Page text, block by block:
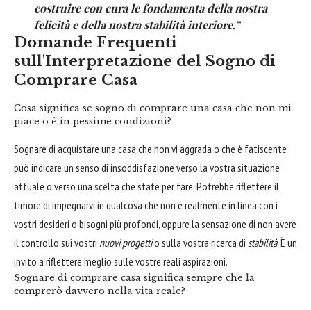
costruire con cura le fondamenta della nostra
felicità e della nostra stabilità interiore.”
Domande Frequenti
sull'Interpretazione del Sogno di
Comprare Casa
Cosa significa se sogno di comprare una casa che non mi
piace o è in pessime condizioni?
Sognare di acquistare una casa che non vi aggrada o che è fatiscente
può indicare un senso di insoddisfazione verso la vostra situazione
attuale o verso una scelta che state per fare. Potrebbe riflettere il
timore di impegnarvi in qualcosa che non è realmente in linea con i
vostri desideri o bisogni più profondi, oppure la sensazione di non avere
il controllo sui vostri nuovi progettio sulla vostra ricerca di stabilità. È un
invito a riflettere meglio sulle vostre reali aspirazioni.
Sognare di comprare casa significa sempre che la
comprerò davvero nella vita reale?